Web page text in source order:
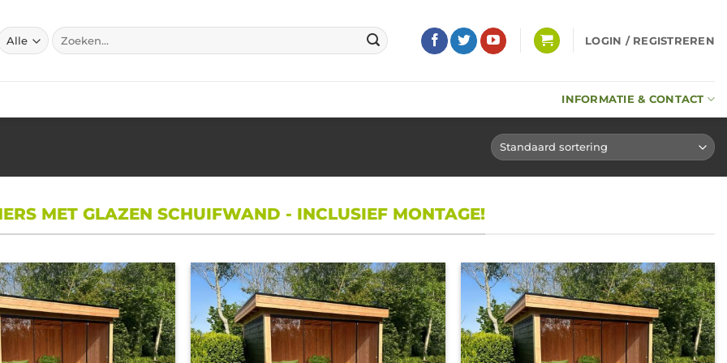
Zoeken
naar:
LOGIN / REGISTREREN
INFORMATIE & CONTACT
MET GLAZEN SCHUIFWAND - INCLUSIEF MONTAGE!